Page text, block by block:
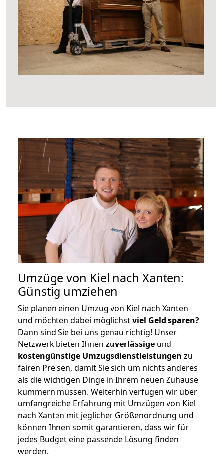
Umzüge von Kiel nach Xanten:
Günstig umziehen
Sie planen einen Umzug von Kiel nach Xanten
und möchten dabei möglichstviel Geld sparen?
Dann sind Sie bei uns genau richtig! Unser
Netzwerk bieten Ihnen zuverlässige und
kostengünstige Umzugsdienstleistungen zu
fairen Preisen, damit Sie sich um nichts anderes
als die wichtigen Dinge in Ihrem neuen Zuhause
kümmern müssen. Weiterhin verfügen wir über
umfangreiche Erfahrung mit Umzügen von Kiel
nach Xanten mit jeglicher Größenordnung und
können Ihnen somit garantieren, dass wir für
jedes Budget eine passende Lösung finden
werden.